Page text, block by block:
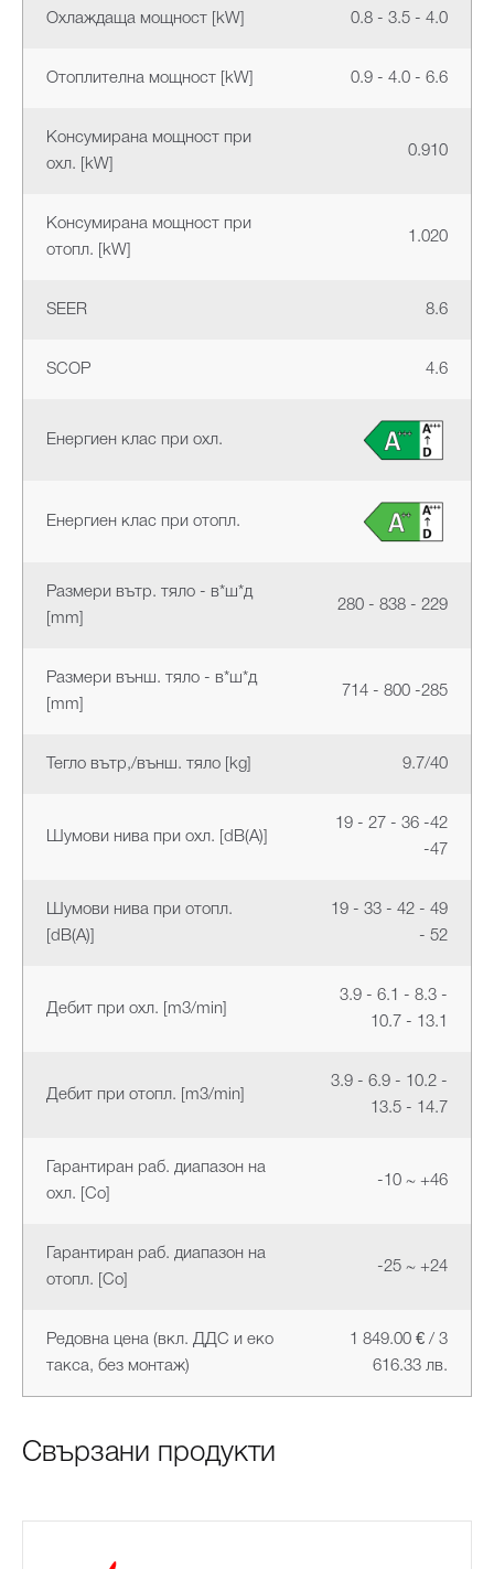
Охлаждаща мощност [kW] 0.8 - 3.5 - 4.0
Отоплителна мощност [kW] 0.9 - 4.0 - 6.6
Консумирана мощност при
охл. [kW]
0.910
Консумирана мощност при
отопл. [kW]
1.020
SEER 8.6
SCOP 4.6
Енергиен клас при охл.
Енергиен клас при отопл.
Размери вътр. тяло - в*ш*д
[mm]
280 - 838 - 229
Размери външ. тяло - в*ш*д
[mm]
714 - 800 -285
Тегло вътр,/външ. тяло [kg] 9.7/40
Шумови нива при охл. [dB(A)]
19 - 27 - 36 -42
-47
Шумови нива при отопл.
[dB(A)]
19 - 33 - 42 - 49
- 52
Дебит при охл. [m3/min]
3.9 - 6.1 - 8.3 -
10.7 - 13.1
Дебит при отопл. [m3/min]
3.9 - 6.9 - 10.2 -
13.5 - 14.7
Гарантиран раб. диапазон на
охл. [Co]
-10 ~ +46
Гарантиран раб. диапазон на
отопл. [Co]
-25 ~ +24
Редовна цена (вкл. ДДС и еко
такса, без монтаж)
1 849.00 € / 3
616.33 лв.
Свързани продукти